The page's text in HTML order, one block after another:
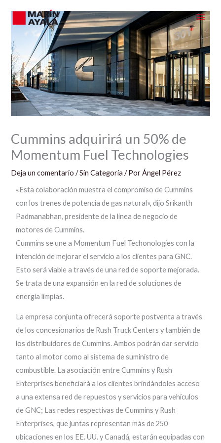
contenido
Cummins adquirirá un 50% de
Momentum Fuel Technologies
Deja un comentario /Sin Categoría / PorÁngel Pérez
«Esta colaboración muestra el compromiso de Cummins
con los trenes de potencia de gas natural», dijo Srikanth
Padmanabhan, presidente de la línea de negocio de
motores de Cummins.
Cummins se une a Momentum Fuel Techonologies con la
intención de mejorar el servicio a los clientes para GNC.
Esto será viable a través de una red de soporte mejorada.
Se trata de una expansión en la red de soluciones de
energía limpias.
La empresa conjunta ofrecerá soporte postventa a través
de los concesionarios de Rush Truck Centers y también de
los distribuidores de Cummins. Ambos podrán dar servicio
tanto al motor como al sistema de suministro de
combustible. La asociación entre Cummins y Rush
Enterprises beneficiará a los clientes brindándoles acceso
a una extensa red de repuestos y servicios para vehículos
de GNC; Las redes respectivas de Cummins y Rush
Enterprises, que juntas representan más de 250
ubicaciones en los EE. UU. y Canadá, estarán equipadas con